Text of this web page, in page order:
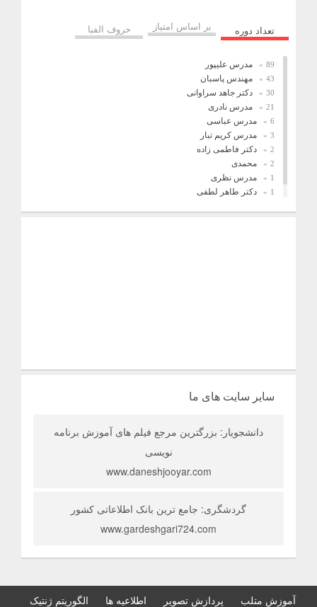
تعداد دوره بر اساس امتیاز حروف الفبا
89 مدرس علیپور
43 مهندس پاسبان
30 دکتر جاهد سراوانی
21 مدرس نادری
6 مدرس عباسی
3 مدرس کریم تبار
2 دکتر فاطمی زاده
2 محمدی
1 مدرس نظری
1 دکتر طاهر لطفی
سایر سایت های ما
دانشجویار: بزرگترین مرجع فیلم های آموزش برنامه
نویسی
www.daneshjooyar.com
گردشگری: جامع ترین بانک اطلاعاتی کشور
www.gardeshgari724.com
آموزش متلب پردازش تصویر اطلاعیه ها الگوریتم ژنتیک